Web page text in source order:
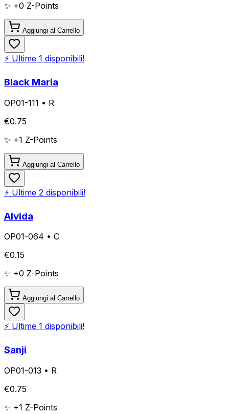
✨ +0 Z-Points
Aggiungi al Carrello
⚡ Ultime 1 disponibili!
Black Maria
OP01-111 • R
€0.75
✨ +1 Z-Points
Aggiungi al Carrello
⚡ Ultime 2 disponibili!
Alvida
OP01-064 • C
€0.15
✨ +0 Z-Points
Aggiungi al Carrello
⚡ Ultime 1 disponibili!
Sanji
OP01-013 • R
€0.75
✨ +1 Z-Points